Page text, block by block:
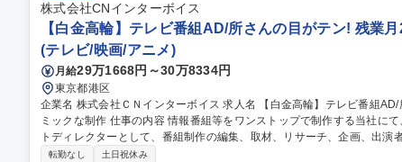
サポート/BPO管理】オンライントレカ/エンタメ/急成長中★
株式会社CNインターボイス
【白金高輪】テレビ番組AD/所さんの目がテン! 残業
(テレビ/映画/アニメ)
月給29万1668円～30万8334円
東京都港区
企業名 株式会社ＣＮインターボイス 求人名 【白金高輪】テレビ番組AD/所さんの目がテン！■残業月20h/アカデ
ミックな制作 仕事の内容 情報番組等をワンストップで制作する当社にて、「所さんの目がテン！」のアシスタン
トディレクターとして、番組制作の編集、取材、リサーチ、企画、出演
をお任せいたします。 【業務詳細】当社では、NHK Eテレでの趣味教養番組や、NHKワールドで の提案型の特番
転勤なし 土日祝休み